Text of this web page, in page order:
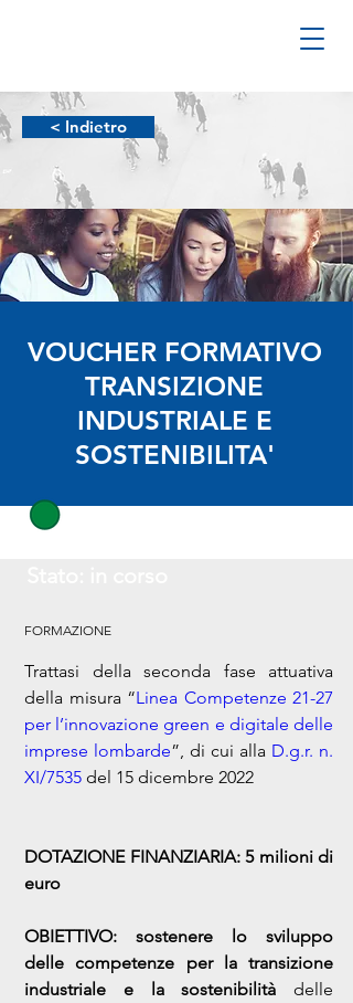
< Indietro
VOUCHER FORMATIVO
TRANSIZIONE
INDUSTRIALE E
SOSTENIBILITA'
FORMAZIONE
Trattasi della seconda fase attuativa
della misura “Linea Competenze 21-27
per l’innovazione green e digitale delle
imprese lombarde”, di cui alla D.g.r. n.
XI/7535 del 15 dicembre 2022
DOTAZIONE FINANZIARIA: 5 milioni di
euro
OBIETTIVO:
sostenere lo sviluppo
delle competenze per la transizione
industriale e la sostenibilità delle